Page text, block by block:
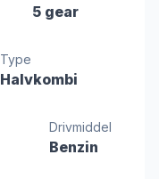
5 gear
Type
Halvkombi
Drivmiddel
Benzin